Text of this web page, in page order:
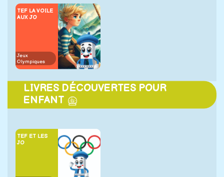
TEF LA VOILE
AUX JO
Jeux
Olympiques
LIVRES DÉCOUVERTES POUR
ENFANT
TEF ET LES
JO